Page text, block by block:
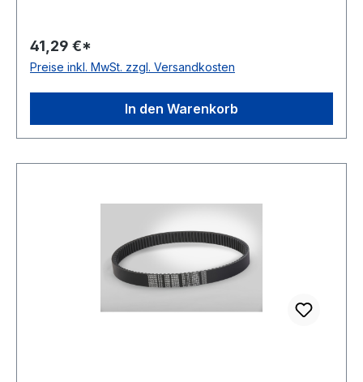
antistatisch: ja Norm: DIN 7719 / ISO 1604 Breite:
17mm Höhe: 5mm Winkel: 24° Material:
41,29 €*
Preise inkl. MwSt. zzgl. Versandkosten
In den Warenkorb